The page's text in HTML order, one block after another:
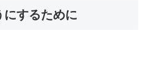
にするために